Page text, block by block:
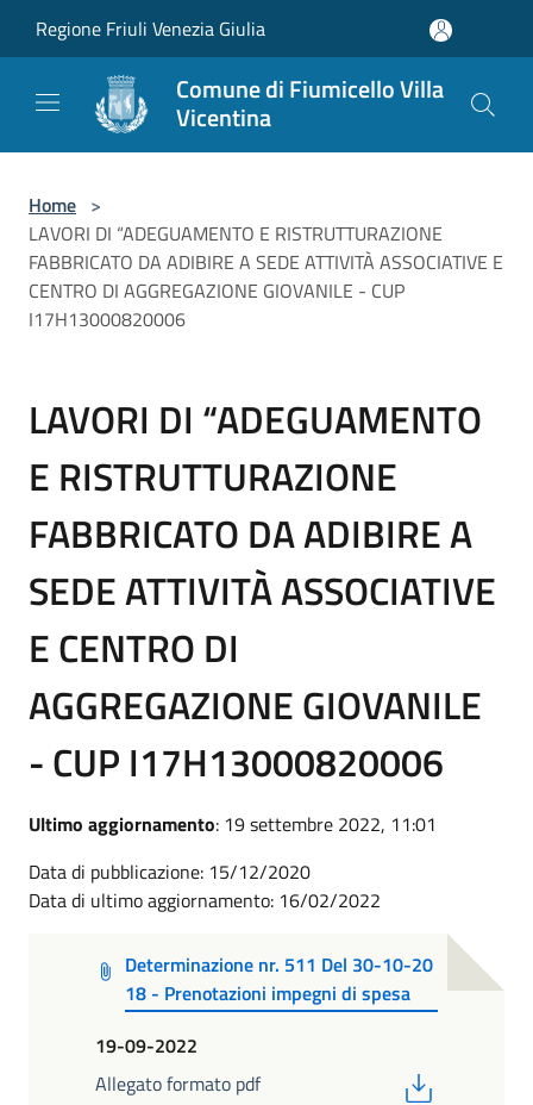
Regione Friuli Venezia Giulia
Comune di Fiumicello Villa
Vicentina
Home >
LAVORI DI “ADEGUAMENTO E RISTRUTTURAZIONE
FABBRICATO DA ADIBIRE A SEDE ATTIVITÀ ASSOCIATIVE E
CENTRO DI AGGREGAZIONE GIOVANILE - CUP
I17H13000820006
LAVORI DI “ADEGUAMENTO
E RISTRUTTURAZIONE
FABBRICATO DA ADIBIRE A
SEDE ATTIVITÀ ASSOCIATIVE
E CENTRO DI
AGGREGAZIONE GIOVANILE
- CUP I17H13000820006
Ultimo aggiornamento: 19 settembre 2022, 11:01
Data di pubblicazione: 15/12/2020
Data di ultimo aggiornamento: 16/02/2022
Determinazione nr. 511 Del 30-10-20
18 - Prenotazioni impegni di spesa
19-09-2022
Allegato formato pdf